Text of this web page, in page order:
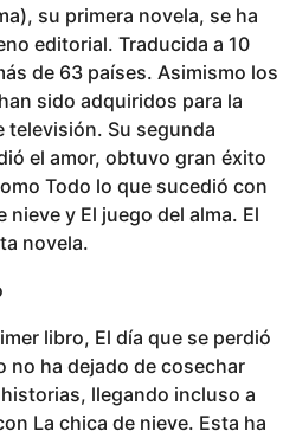
su primera novela, se ha
editorial. Traducida a 10
de 63 países. Asimismo los
sido adquiridos para la
televisión. Su segunda
el amor, obtuvo gran éxito
Todo lo que sucedió con
nieve y El juego del alma. El
novela.
libro, El día que se perdió
no ha dejado de cosechar
llegando incluso a
La chica de nieve. Esta ha